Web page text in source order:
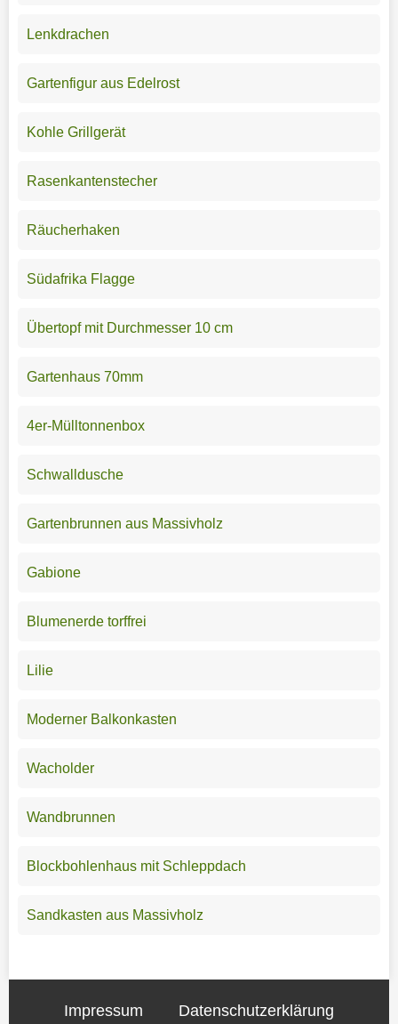
Lenkdrachen
Gartenfigur aus Edelrost
Kohle Grillgerät
Rasenkantenstecher
Räucherhaken
Südafrika Flagge
Übertopf mit Durchmesser 10 cm
Gartenhaus 70mm
4er-Mülltonnenbox
Schwalldusche
Gartenbrunnen aus Massivholz
Gabione
Blumenerde torffrei
Lilie
Moderner Balkonkasten
Wacholder
Wandbrunnen
Blockbohlenhaus mit Schleppdach
Sandkasten aus Massivholz
Impressum Datenschutzerklärung